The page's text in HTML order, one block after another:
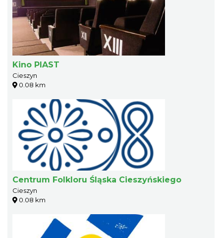
Kino PIAST
Cieszyn
0.08 km
Centrum Folkloru Śląska Cieszyńskiego
Cieszyn
0.08 km